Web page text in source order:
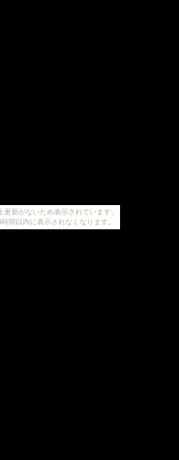
更新がないため表示されています。
間以内に表示されなくなります。